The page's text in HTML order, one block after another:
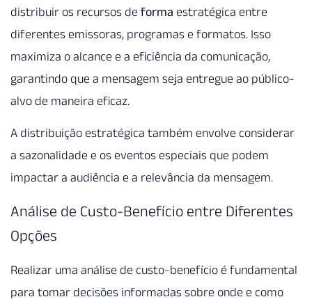
distribuir os recursos de forma estratégica entre
diferentes emissoras, programas e formatos. Isso
maximiza o alcance e a eficiência da comunicação,
garantindo que a mensagem seja entregue ao público-
alvo de maneira eficaz.
A distribuição estratégica também envolve considerar
a sazonalidade e os eventos especiais que podem
impactar a audiência e a relevância da mensagem.
Análise de Custo-Benefício entre Diferentes
Opções
Realizar uma análise de custo-benefício é fundamental
para tomar decisões informadas sobre onde e como